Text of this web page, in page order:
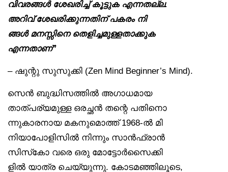
വിവരങ്ങൾ ശേഖരിച്ച് കൂട്ടുക എന്നതല്ല.
അറിവ് ശേഖരിക്കുന്നതിന് പകരം നി
ങ്ങൾ മനസ്സിനെ തെളിച്ചമുള്ളതാക്കുക
എന്നതാണ്”
– ഷുന്റു സുസുക്കി (Zen Mind Beginner’s Mind).
സെൻ ബുദ്ധിസത്തിൽ അഗാധമായ
താത്പര്യമുള്ള ഒരച്ഛൻ തന്റെ പതിനൊ
ന്നുകാരനായ മകനുമൊത്ത് 1968-ൽ മി
നിയാപോളിസിൽ നിന്നും സാൻഫ്രാൻ
സിസ്‌കോ വരെ ഒരു മോട്ടോർസൈക്കി
ളിൽ യാത്ര ചെയ്യുന്നു. കോടമഞ്ഞിലൂടെ,